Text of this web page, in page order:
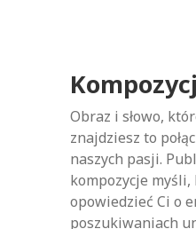
Obraz i słowo,
znajdziesz to
naszych pasji.
kompozycje myśli,
opowiedzieć Ci o
poszukiwaniach